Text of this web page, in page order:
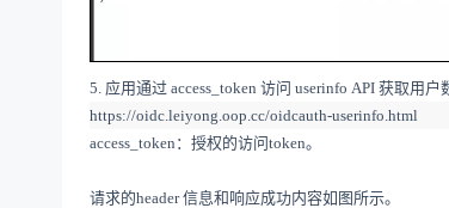
5. 应用通过 access_token 访问 userinfo API 获取用户
https://oidc.leiyong.oop.cc/oidcauth-userinfo.html
access_token ：授权的访问token。
请求的header信息和响应成功内容如图所示。